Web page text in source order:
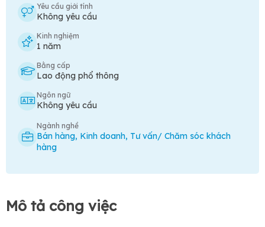
Yêu cầu giới tính
Không yêu cầu
Kinh nghiệm
1 năm
Bằng cấp
Lao động phổ thông
Ngôn ngữ
Không yêu cầu
Ngành nghề
Bán hàng, Kinh doanh, Tư vấn/ Chăm sóc khách
hàng
Mô tả công việc